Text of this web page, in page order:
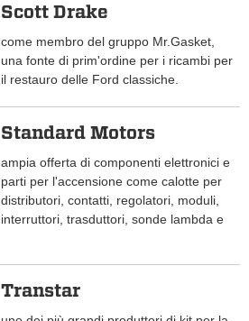
Scott Drake
come membro del gruppo Mr.Gasket,
una fonte di prim'ordine per i ricambi per
il restauro delle Ford classiche.
Standard Motors
ampia offerta di componenti elettronici e
parti per l'accensione come calotte per
distributori, contatti, regolatori, moduli,
interruttori, trasduttori, sonde lambda e
Transtar